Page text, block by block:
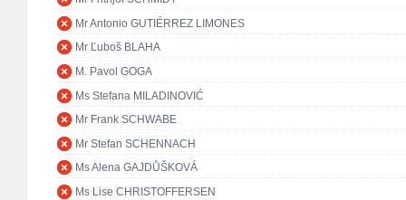
Mr Antonio GUTIÉRREZ LIMONES
Mr Ľuboš BLAHA
M. Pavol GOGA
Ms Stefana MILADINOVIĆ
Mr Frank SCHWABE
Mr Stefan SCHENNACH
Ms Alena GAJDŮŠKOVÁ
Ms Lise CHRISTOFFERSEN